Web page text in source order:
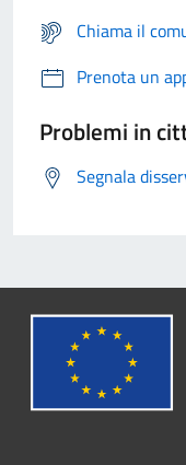
Chiama il
Prenota un
Problemi in
Segnala